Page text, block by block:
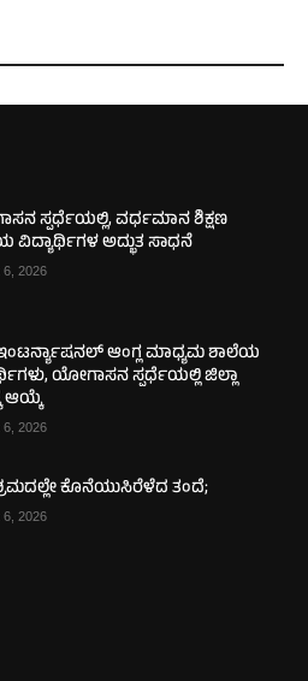
ಸ್ಪರ್ಧೆಯಲ್ಲಿ, ವರ್ಧಮಾನ ಶಿಕ್ಷಣ
ವಿದ್ಯಾರ್ಥಿಗಳ ಅದ್ಭುತ ಸಾಧನೆ
6, 2026
ಆಂಗ್ಲ ಮಾಧ್ಯಮ ಶಾಲೆಯ
ಯೋಗಾಸನ ಸ್ಪರ್ಧೆಯಲ್ಲಿ ಜಿಲ್ಲಾ
ಆಯ್ಕೆ
6, 2026
ಕೊನೆಯುಸಿರೆಳೆದ ತಂದೆ;
6, 2026